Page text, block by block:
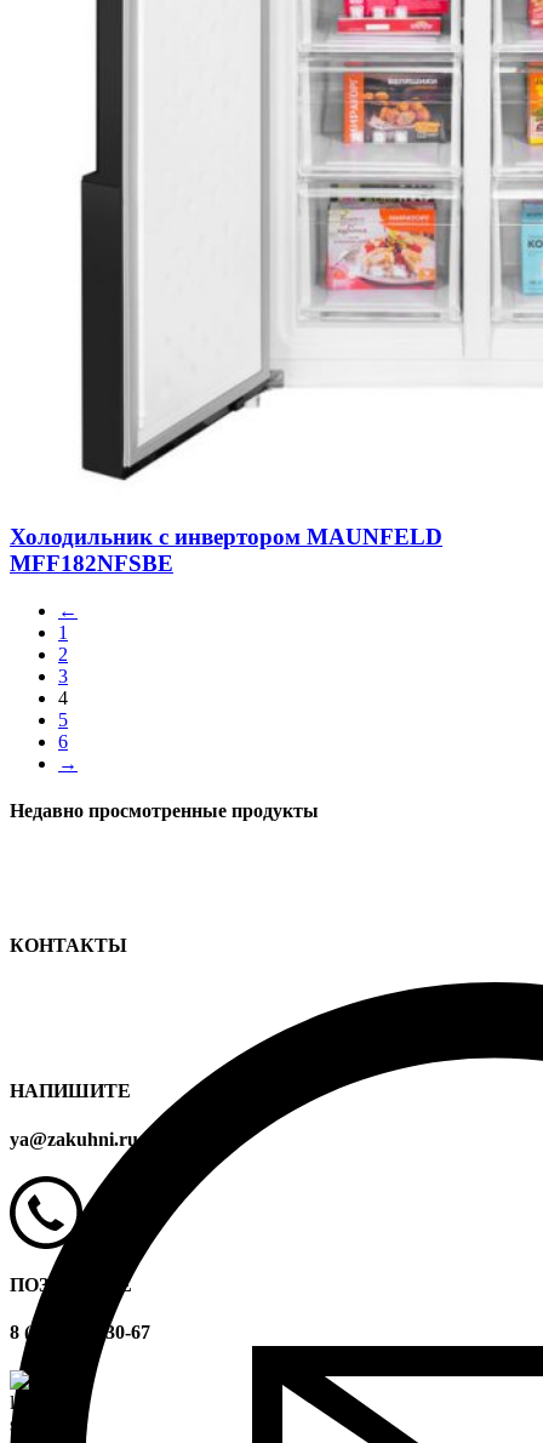
Холодильник с инвертором MAUNFELD
MFF182NFSBE
←
1
2
3
4
5
6
→
Недавно просмотренные продукты
КОНТАКТЫ
НАПИШИТЕ
ya@zakuhni.ru
ПОЗВОНИТЕ
8 (499) 394-30-67